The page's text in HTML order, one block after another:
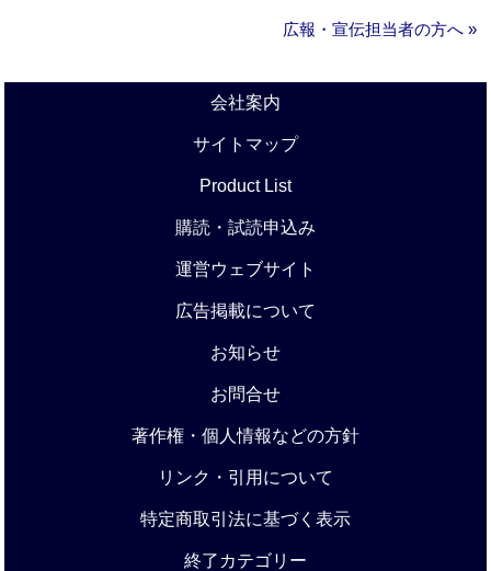
広報・宣伝担当者の方へ »
会社案内
サイトマップ
Product List
購読・試読申込み
運営ウェブサイト
広告掲載について
お知らせ
お問合せ
著作権・個人情報などの方針
リンク・引用について
特定商取引法に基づく表示
終了カテゴリー